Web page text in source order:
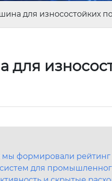
для износостойких
для
мы формировали
для